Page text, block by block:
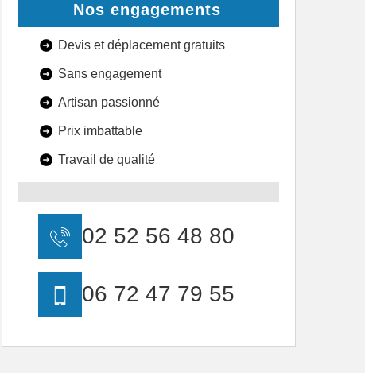
Nos engagements
Devis et déplacement gratuits
Sans engagement
Artisan passionné
Prix imbattable
Travail de qualité
02 52 56 48 80
06 72 47 79 55